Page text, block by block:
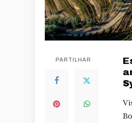
PARTILHAR